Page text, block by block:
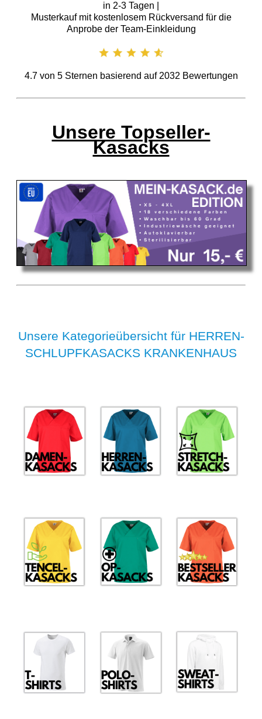
in 2-3 Tagen |
Musterkauf mit kostenlosem Rückversand für die
Anprobe der Team-Einkleidung
4.7von 5Sternen basierend auf 2032 Bewertungen
Unsere Topseller-
Kasacks
Unsere Kategorieübersicht für HERREN-
SCHLUPFKASACKS KRANKENHAUS